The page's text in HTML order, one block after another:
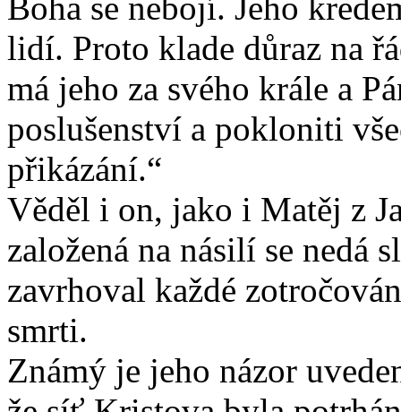
lidí. Proto klade důraz na
má jeho za svého krále a
poslušenství a pokloniti
přikázání.“
Věděl i on, jako i Matěj z
založená na násilí se nedá
zavrhoval každé
smrti.
Známý je jeho názor